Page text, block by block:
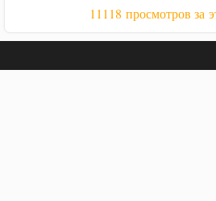
11118 просмотров за